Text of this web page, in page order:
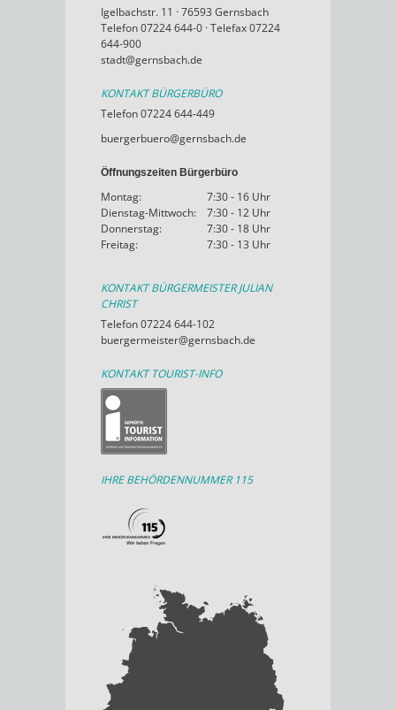
Igelbachstr. 11 · 76593 Gernsbach
Telefon 07224 644-0 · Telefax 07224
644-900
stadt@gernsbach.de
KONTAKT BÜRGERBÜRO
Telefon 07224 644-449
buergerbuero@gernsbach.de
Öffnungszeiten Bürgerbüro
Montag:
7:30 - 16 Uhr
Dienstag-Mittwoch:
7:30 - 12 Uhr
Donnerstag:
7:30 - 18 Uhr
Freitag:
7:30 - 13 Uhr
KONTAKT BÜRGERMEISTER JULIAN
CHRIST
Telefon 07224 644-102
buergermeister@gernsbach.de
KONTAKT TOURIST-INFO
IHRE BEHÖRDENNUMMER 115